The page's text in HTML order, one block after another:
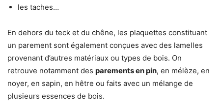
les taches…
En dehors du teck et du chêne, les plaquettes constituant
un parement sont également conçues avec des lamelles
provenant d’autres matériaux ou types de bois. On
retrouve notamment des parements en pin, en mélèze, en
noyer, en sapin, en hêtre ou faits avec un mélange de
plusieurs essences de bois.